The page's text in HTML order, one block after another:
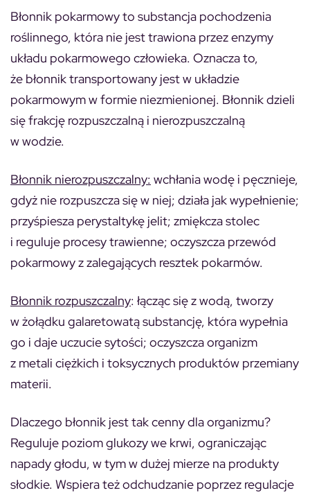
Błonnik pokarmowy to substancja pochodzenia
roślinnego, która nie jest trawiona przez enzymy
układu pokarmowego człowieka. Oznacza to,
że błonnik transportowany jest w układzie
pokarmowym w formie niezmienionej. Błonnik dzieli
się frakcję rozpuszczalną i nierozpuszczalną
w wodzie.
Błonnik nierozpuszczalny: wchłania wodę i pęcznieje,
gdyż nie rozpuszcza się w niej; działa jak wypełnienie;
przyśpiesza perystaltykę jelit; zmiękcza stolec
i reguluje procesy trawienne; oczyszcza przewód
pokarmowy z zalegających resztek pokarmów.
Błonnik rozpuszczalny: łącząc się z wodą, tworzy
w żołądku galaretowatą substancję, która wypełnia
go i daje uczucie sytości; oczyszcza organizm
z metali ciężkich i toksycznych produktów przemiany
materii.
Dlaczego błonnik jest tak cenny dla organizmu?
Reguluje poziom glukozy we krwi, ograniczając
napady głodu, w tym w dużej mierze na produkty
słodkie. Wspiera też odchudzanie poprzez regulacje